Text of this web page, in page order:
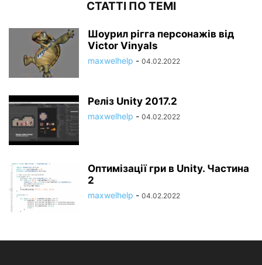
СТАТТІ ПО ТЕМІ
Шоурил рігга персонажів від
Victor Vinyals
maxwelhelp - 04.02.2022
Реліз Unity 2017.2
maxwelhelp - 04.02.2022
Оптимізації гри в Unity. Частина
2
maxwelhelp - 04.02.2022